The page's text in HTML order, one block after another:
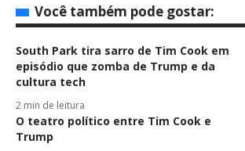
Você também pode gostar:
South Park tira sarro de Tim Cook em
episódio que zomba de Trump e da
cultura tech
2 min de leitura
O teatro político entre Tim Cook e
Trump